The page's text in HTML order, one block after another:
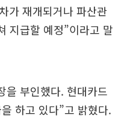
가 재개되거나 파산관
지급할 예정”이라고 말
을 부인했다. 현대카드
하고 있다”고 밝혔다.